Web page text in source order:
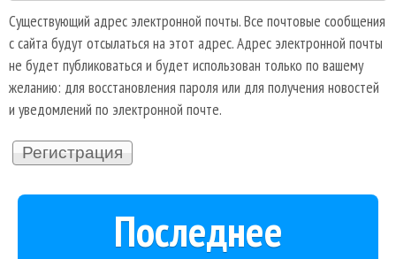
Существующий адрес электронной почты. Все почтовые сообщения
с сайта будут отсылаться на этот адрес. Адрес электронной почты
не будет публиковаться и будет использован только по вашему
желанию: для восстановления пароля или для получения новостей
и уведомлений по электронной почте.
Последнее